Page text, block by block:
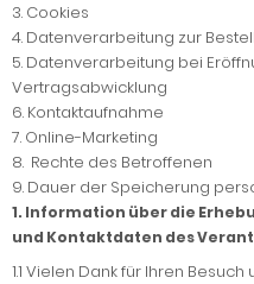
3. Cookies
4. Datenverarbeitung zur
5. Datenverarbeitung bei
Vertragsabwicklung
6. Kontaktaufnahme
7. Online-Marketing
8. Rechte des Betroffenen
9. Dauer der Speicherung
1. Information über die
und Kontaktdaten des
1.1 Vielen Dank für Ihren